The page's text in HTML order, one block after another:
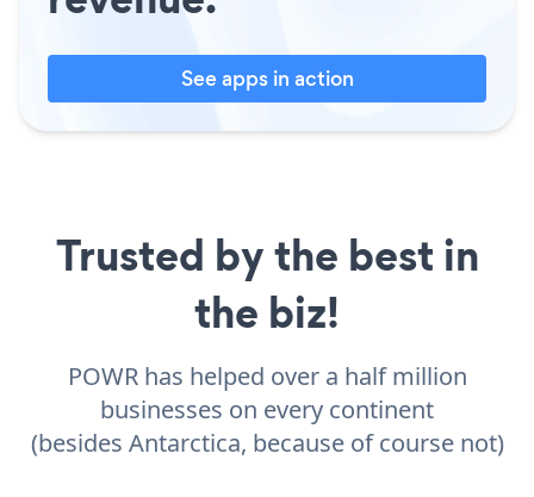
See apps in action
Trusted by the best in
the biz!
POWR has helped over a half million
businesses on every continent
(besides Antarctica, because of course not)